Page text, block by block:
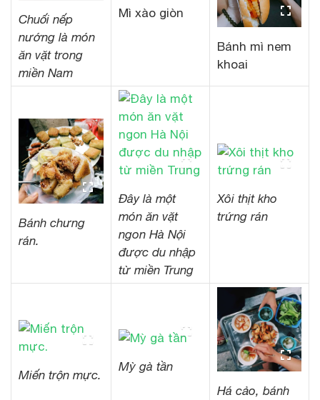
Chuối nếp
nướng là món
ăn vặt trong
miền Nam
Mì xào giòn
Bánh mì nem
khoai
Bánh chưng
rán.
Đây là một
món ăn vặt
ngon Hà Nội
được du nhập
từ miền Trung
Xôi thịt kho
trứng rán
Miến trộn mực.
Mỳ gà tần
Há cảo, bánh